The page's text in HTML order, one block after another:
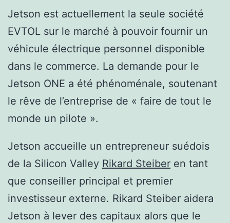
Jetson est actuellement la seule société
EVTOL sur le marché à pouvoir fournir un
véhicule électrique personnel disponible
dans le commerce. La demande pour le
Jetson ONE a été phénoménale, soutenant
le rêve de l’entreprise de « faire de tout le
monde un pilote ».
Jetson accueille un entrepreneur suédois
de la Silicon Valley Rikard Steiber en tant
que conseiller principal et premier
investisseur externe. Rikard Steiber aidera
Jetson à lever des capitaux alors que le